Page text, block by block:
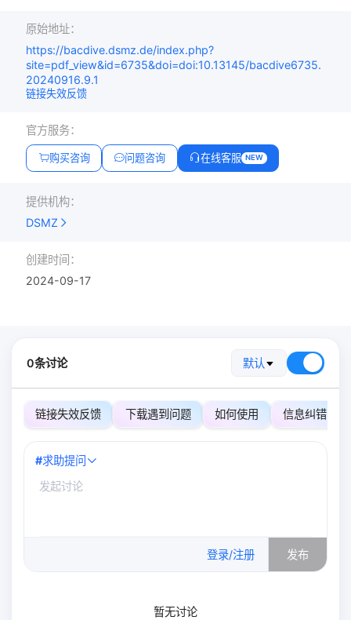
原始地址：
https://bacdive.dsmz.de/index.php?
site=pdf_view&id=6735&doi=doi:10.13145/bacdive6735.
20240916.9.1
链接失效反馈
官方服务：
购买咨询 问题咨询 在线客服 NEW
提供机构：
DSMZ
创建时间：
2024-09-17
0条讨论 默认
链接失效反馈 下载遇到问题 如何使用 信息纠错
#求助提问
登录/注册 发布
暂无讨论